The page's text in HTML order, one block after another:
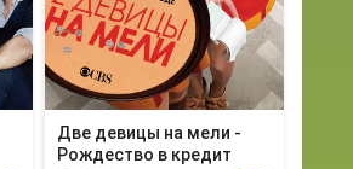
Две девицы на мели -
Рождество в кредит